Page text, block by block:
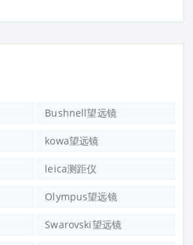
Bushnell望远镜
kowa望远镜
leica测距仪
Olympus望远镜
Swarovski望远镜